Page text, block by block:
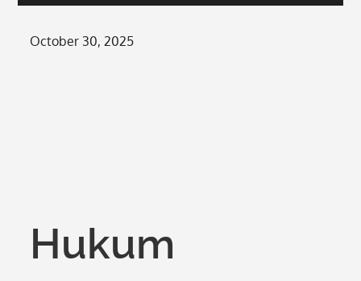
Posted
October 30, 2025
Hukum